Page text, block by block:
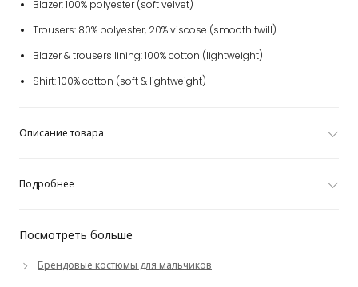
Посмотреть больше
Брендовые костюмы для мальчиков
Blazer: 100% polyester (soft velvet)
Trousers: 80% polyester, 20% viscose (smooth twill)
Blazer & trousers lining: 100% cotton (lightweight)
Shirt: 100% cotton (soft & lightweight)
Описание товара
Подробнее